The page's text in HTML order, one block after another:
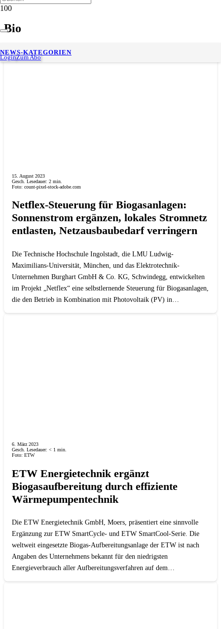
LoginZum Abo
NEWS-KATEGORIEN
Bio
15. August 2023
Gesch. Lesedauer: 2 min.
Foto: count-pixel-stock-adobe.com
Netflex-Steuerung für Biogasanlagen:
Sonnenstrom ergänzen, lokales Stromnetz
entlasten, Netzausbaubedarf verringern
Die Technische Hochschule Ingolstadt, die LMU Ludwig-
Maximilians-Universität, München, und das Elektrotechnik-
Unternehmen Burghart GmbH & Co. KG, Schwindegg, entwickelten
im Projekt „Netflex“ eine selbstlernende Steuerung für Biogasanlagen,
die den Betrieb in Kombination mit Photovoltaik (PV) in…
6. März 2023
Gesch. Lesedauer: < 1 min.
Foto: ETW
ETW Energietechnik ergänzt
Biogasaufbereitung durch effiziente
Wärmepumpentechnik
Die ETW Energietechnik GmbH, Moers, präsentiert eine sinnvolle
Ergänzung zur ETW SmartCycle- und ETW SmartCool-Serie. Die
weltweit eingesetzte Biogas-Aufbereitungsanlage der ETW ist nach
Angaben des Unternehmens bekannt für den niedrigsten
Energieverbrauch aller Aufbereitungsverfahren auf dem…